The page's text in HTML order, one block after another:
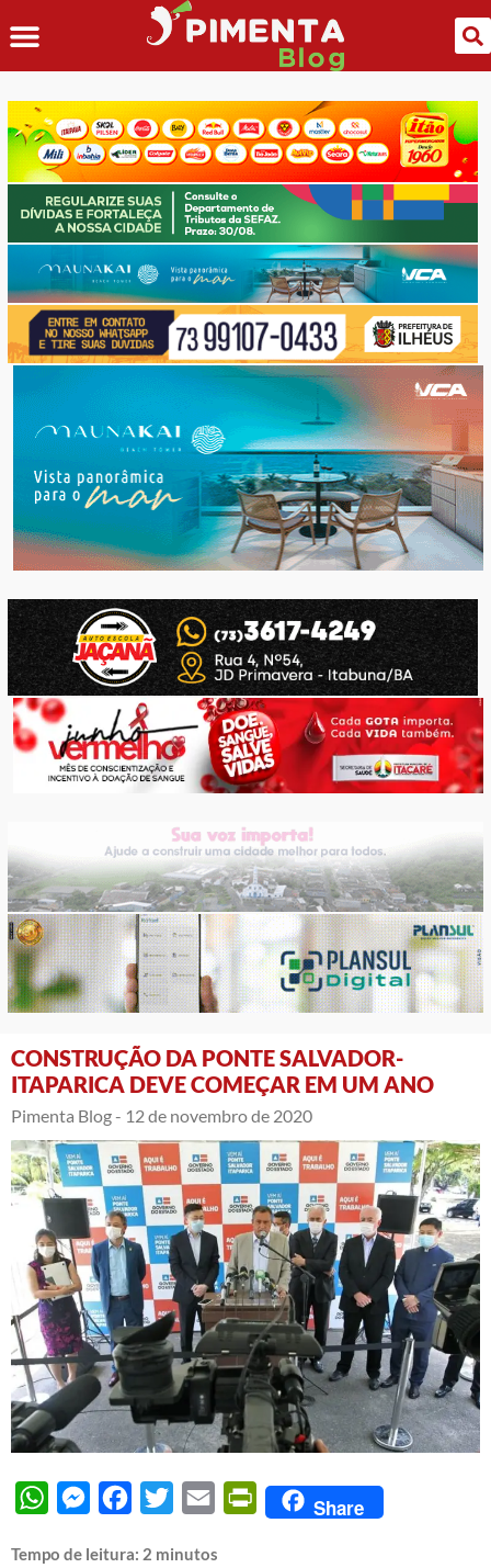
CONSTRUÇÃO DA PONTE SALVADOR-
ITAPARICA DEVE COMEÇAR EM UM ANO
Pimenta Blog - 12 de novembro de 2020
WhatsAppMessengerFacebook
Twitter Email PrintFriendly
Share
Tempo de leitura: 2 minutos